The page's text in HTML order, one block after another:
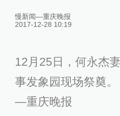
慢新闻—重庆晚报
2017-12-28 10:19
12月25日，何永杰
事发象园现场祭奠
—重庆晚报